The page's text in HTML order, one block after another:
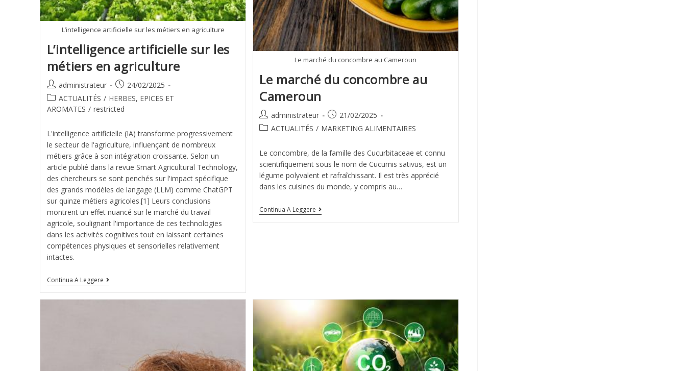
L’intelligence artificielle sur les métiers en agriculture
L’intelligence artificielle sur les
métiers en agriculture
administrateur
24/02/2025
ACTUALITÉS / HERBES, EPICES ET
AROMATES / restricted
L'intelligence artificielle (IA) transforme progressivement
le secteur de l'agriculture, influençant de nombreux
métiers grâce à son intégration croissante. Selon un
article publié dans la revue Smart Agricultural Technology,
des chercheurs se sont penchés sur l'impact spécifique
des grands modèles de langage (LLM) comme ChatGPT
sur quinze métiers agricoles.[1] Leurs conclusions
montrent un effet nuancé sur le marché du travail
agricole, soulignant l'importance de ces technologies
dans les activités cognitives tout en laissant certaines
compétences physiques et sensorielles relativement
intactes.
Continua A Leggere
Le marché du concombre au Cameroun
Le marché du concombre au
Cameroun
administrateur
21/02/2025
ACTUALITÉS / MARKETING ALIMENTAIRES
Le concombre, de la famille des Cucurbitaceae et connu
scientifiquement sous le nom de Cucumis sativus, est un
légume polyvalent et rafraîchissant. Il est très apprécié
dans les cuisines du monde, y compris au…
Continua A Leggere